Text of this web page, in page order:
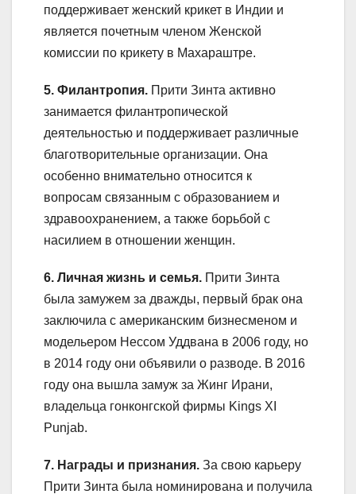
поддерживает женский крикет в Индии и
является почетным членом Женской
комиссии по крикету в Махараштре.
5. Филантропия. Прити Зинта активно
занимается филантропической
деятельностью и поддерживает различные
благотворительные организации. Она
особенно внимательно относится к
вопросам связанным с образованием и
здравоохранением, а также борьбой с
насилием в отношении женщин.
6. Личная жизнь и семья. Прити Зинта
была замужем за дважды, первый брак она
заключила с американским бизнесменом и
модельером Нессом Уддвана в 2006 году, но
в 2014 году они объявили о разводе. В 2016
году она вышла замуж за Жинг Ирани,
владельца гонконгской фирмы Kings XI
Punjab.
7. Награды и признания. За свою карьеру
Прити Зинта была номинирована и получила